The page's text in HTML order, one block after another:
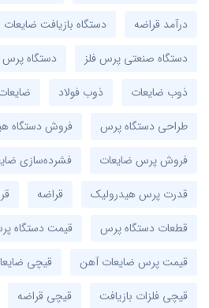
درآمد قراضه
دستگاه بازیافت ضایعات
دستگاه صنعتی پرس فلز
دستگاه
ذوب ضایعات
ذوب فولاد
طراحی دستگاه پرس
فروش دستگاه
فروش پرس ضایعات
فشرده‌سازی
قدرت پرس هیدرولیک
قراضه
قطعات دستگاه پرس
قیمت دستگاه
قیمت پرس ضایعات آهن
قیچی
قیچی فلزات بازیافت
قیچی قراضه